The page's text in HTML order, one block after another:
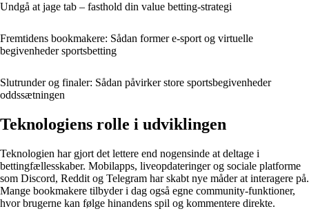
Undgå at jage tab – fasthold din value betting-strategi
Fremtidens bookmakere: Sådan former e-sport og virtuelle
begivenheder sportsbetting
Slutrunder og finaler: Sådan påvirker store sportsbegivenheder
oddssætningen
Teknologiens rolle i udviklingen
Teknologien har gjort det lettere end nogensinde at deltage i
bettingfællesskaber. Mobilapps, liveopdateringer og sociale platforme
som Discord, Reddit og Telegram har skabt nye måder at interagere på.
Mange bookmakere tilbyder i dag også egne community-funktioner,
hvor brugerne kan følge hinandens spil og kommentere direkte.